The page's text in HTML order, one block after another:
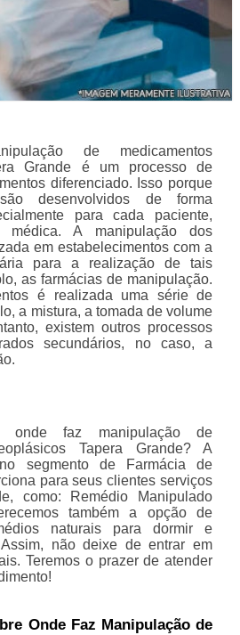
de medicamentos
Grande é um processo de
diferenciado. Isso porque
desenvolvidos de forma
para cada paciente,
médica. A manipulação dos
em estabelecimentos com a
para a realização de tais
as farmácias de manipulação.
é realizada uma série de
a mistura, a tomada de volume
existem outros processos
secundários, no caso, a
onde faz manipulação de
Tapera Grande? A
segmento de Farmácia de
para seus clientes serviços
como: Remédio Manipulado
também a opção de
naturais para dormir e
não deixe de entrar em
Teremos o prazer de atender
Onde Faz Manipulação de